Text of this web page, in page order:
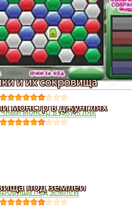
и их сокровища
монстр в джунглях
под землей